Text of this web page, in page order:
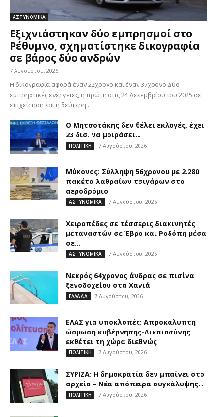
ΑΣΤΥΝΟΜΙΚΑ
Εξιχνιάστηκαν δύο εμπρησμοί στο
Ρέθυμνο, σχηματίστηκε δικογραφία
σε βάρος δύο ανδρών
7 Αυγούστου, 2026
Η δικογραφία αφορά έναν 22χρονο και έναν 37χρονο Δύο
εμπρηστικές ενέργειες, η πρώτη στις 24 Δεκεμβρίου του 2025 σε
επιχείρηση και η δεύτερη...
Ο Μητσοτάκης δεν θέλει εκλογές, έχει
23 δισ. να μοιράσει…
ΠΟΛΙΤΙΚΗ 7 Αυγούστου, 2026
Μύκονος: Σύλληψη 56χρονου με 2.280
πακέτα λαθραίων τσιγάρων στο
αεροδρόμιο
ΑΣΤΥΝΟΜΙΚΑ 7 Αυγούστου, 2026
Χειροπέδες σε τέσσερις διακινητές
μεταναστών σε Έβρο και Ροδόπη μέσα
σε...
ΑΣΤΥΝΟΜΙΚΑ 7 Αυγούστου, 2026
Νεκρός 64χρονος άνδρας σε πισίνα
ξενοδοχείου στα Χανιά
ΕΛΛΑΔΑ 7 Αυγούστου, 2026
ΕΛΑΣ για υποκλοπές: Απροκάλυπτη
ώσμωση κυβέρνησης-Δικαιοσύνης
εκθέτει τη χώρα διεθνώς
ΠΟΛΙΤΙΚΗ 7 Αυγούστου, 2026
ΣΥΡΙΖΑ: Η δημοκρατία δεν μπαίνει στο
αρχείο – Νέα απόπειρα συγκάλυψης...
ΠΟΛΙΤΙΚΗ 7 Αυγούστου, 2026